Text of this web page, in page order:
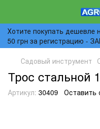
Хотите покупать дешевле
50 грн за регистрацию -
Садовый инструмент
Трос стальной
Артикул: 30409 Оставить